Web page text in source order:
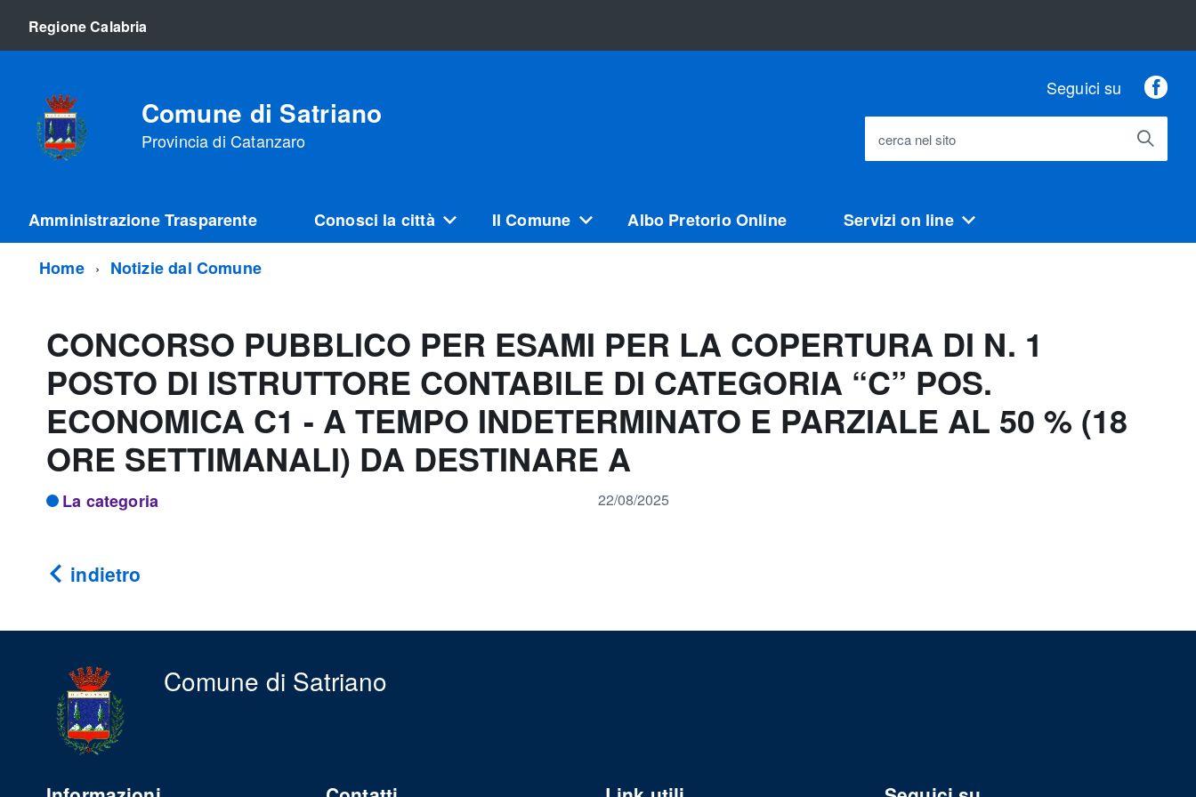
Regione Calabria
Comune di Satriano
Provincia di Catanzaro
Seguici su
cerca nel sito
Amministrazione Trasparente Conosci la città Il Comune Albo Pretorio Online Servizi on line
Home Notizie dal Comune
CONCORSO PUBBLICO PER ESAMI PER LA COPERTURA DI N. 1
POSTO DI ISTRUTTORE CONTABILE DI CATEGORIA “C” POS.
ECONOMICA C1 - A TEMPO INDETERMINATO E PARZIALE AL 50 % (18
ORE SETTIMANALI) DA DESTINARE A
La categoria 22/08/2025
indietro
Comune di Satriano